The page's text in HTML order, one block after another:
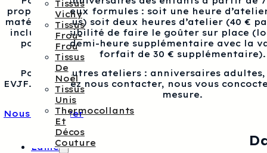
Tissus
Vichy
Tissus
Frou-
Frou
Tissus
De
Noël
Tissus
Unis
Thermocollants
Et
Décos
Couture
Laine
proposons deux formules : soit une heure
matériel inclus) soit deux heures d’atelier (40 €
inclus), possibilité de faire le goûter sur place
pour une demi-heure supplémentaire avec la
forfait de 30 € supplémentaire).
Pour les autres ateliers : anniversaires
EVJF…, veuillez nous contacter, nous vous
mesure.
Nous contacter